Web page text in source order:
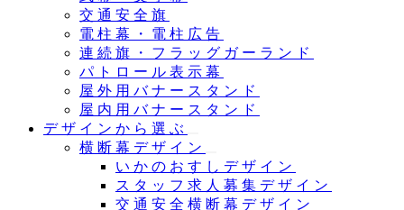
交通安全旗
電柱幕・電柱広告
連続旗・フラッグガーランド
パトロール表示幕
屋外用バナースタンド
屋内用バナースタンド
デザインから選ぶ
横断幕デザイン
いかのおすしデザイン
スタッフ求人募集デザイン
交通安全横断幕デザイン